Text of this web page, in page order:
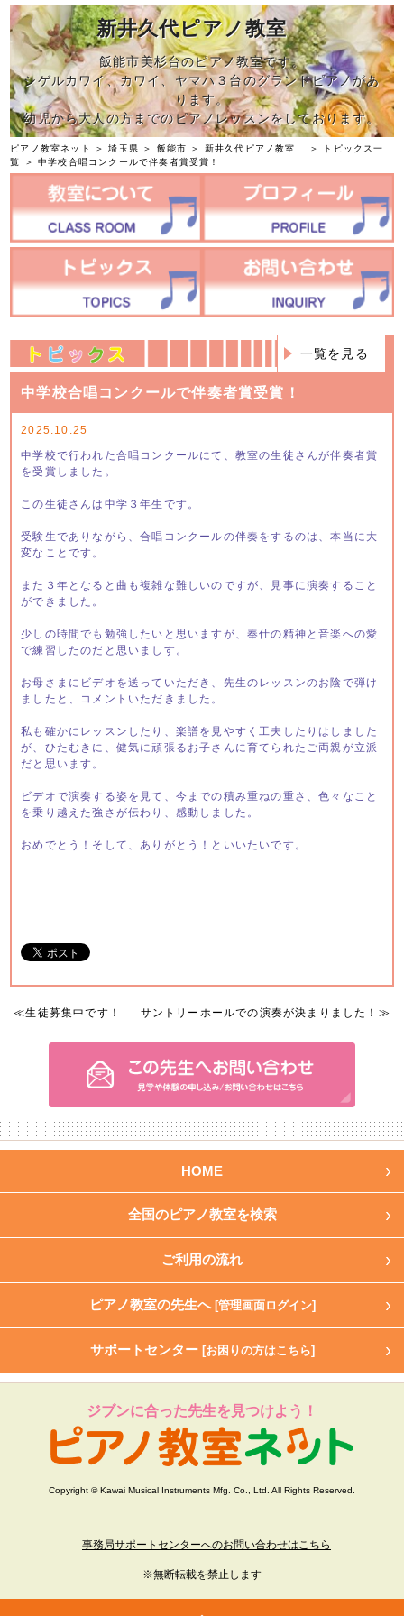
新井久代ピアノ教室
飯能市美杉台のピアノ教室です。
シゲルカワイ、カワイ、ヤマハ３台のグランドピアノがあ
ります。
幼児から大人の方までのピアノレッスンをしております。
ピアノ教室ネット ＞埼玉県 ＞ 飯能市 ＞ 新井久代ピアノ教室 ＞
トピックス一
覧
＞ 中学校合唱コンクールで伴奏者賞受賞！
一覧を見る
中学校合唱コンクールで伴奏者賞受賞！
2025.10.25
中学校で行われた合唱コンクールにて、教室の生徒さんが伴奏者賞
を受賞しました。
この生徒さんは中学３年生です。
受験生でありながら、合唱コンクールの伴奏をするのは、本当に大
変なことです。
また３年となると曲も複雑な難しいのですが、見事に演奏すること
ができました。
少しの時間でも勉強したいと思いますが、奉仕の精神と音楽への愛
で練習したのだと思いましす。
お母さまにビデオを送っていただき、先生のレッスンのお陰で弾け
ましたと、コメントいただきました。
私も確かにレッスンしたり、楽譜を見やすく工夫したりはしました
が、ひたむきに、健気に頑張るお子さんに育てられたご両親が立派
だと思います。
ビデオで演奏する姿を見て、今までの積み重ねの重さ、色々なこと
を乗り越えた強さが伝わり、感動しました。
おめでとう！そして、ありがとう！といいたいです。
≪生徒募集中です！ サントリーホールでの演奏が決まりました！ ≫
HOME
全国のピアノ教室を検索
ご利用の流れ
ピアノ教室の先生へ [管理画面ログイン]
サポートセンター [お困りの方はこちら]
ジブンに合った先生を見つけよう！
Copyright © Kawai Musical Instruments Mfg. Co., Ltd. All Rights Reserved.
事務局サポートセンターへのお問い合わせはこちら
※無断転載を禁止します